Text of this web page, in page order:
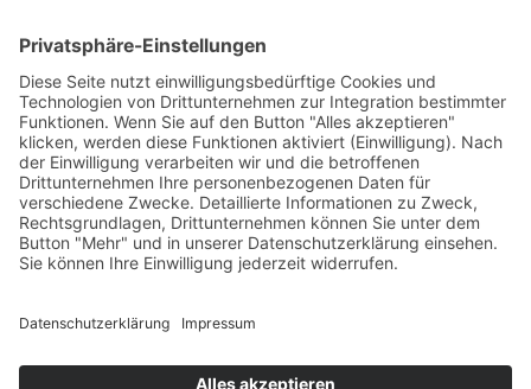
Betriebsferien
Wir befinden uns vom
19.12.2025 bis einschließlich 07.01.2026
in unseren Betriebsferien.
In dieser Zeit werden Anfragen
kann es zu Verzögerungen bei der
Beantwortung kommen.